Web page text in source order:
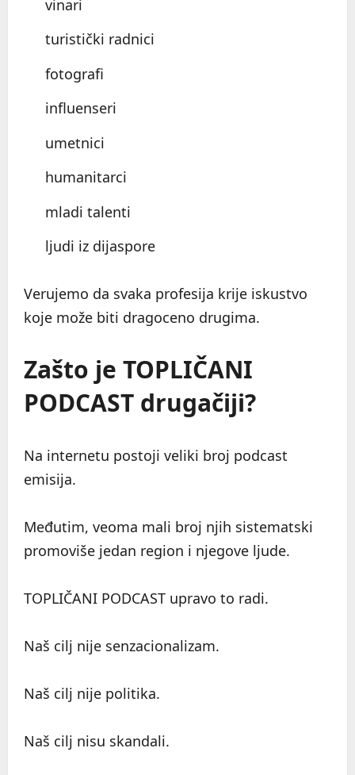
vinari
turistički radnici
fotografi
influenseri
umetnici
humanitarci
mladi talenti
ljudi iz dijaspore
Verujemo da svaka profesija krije iskustvo
koje može biti dragoceno drugima.
Zašto je TOPLIČANI
PODCAST drugačiji?
Na internetu postoji veliki broj podcast
emisija.
Međutim, veoma mali broj njih sistematski
promoviše jedan region i njegove ljude.
TOPLIČANI PODCAST upravo to radi.
Naš cilj nije senzacionalizam.
Naš cilj nije politika.
Naš cilj nisu skandali.